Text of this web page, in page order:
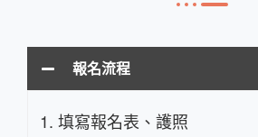
報名流程
填寫報名表、護照